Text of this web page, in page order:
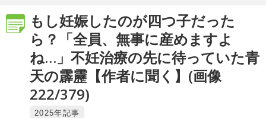
もし妊娠したのが四つ子だった
ら？「全員、無事に産めますよ
ね…」不妊治療の先に待っていた青
天の霹靂【作者に聞く】(画像
222/379)
2025年記事